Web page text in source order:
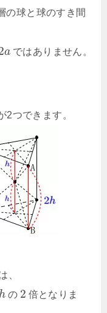
の球と球のすき間
a ではありません。
2つできます。
、
h の 2 倍となりま